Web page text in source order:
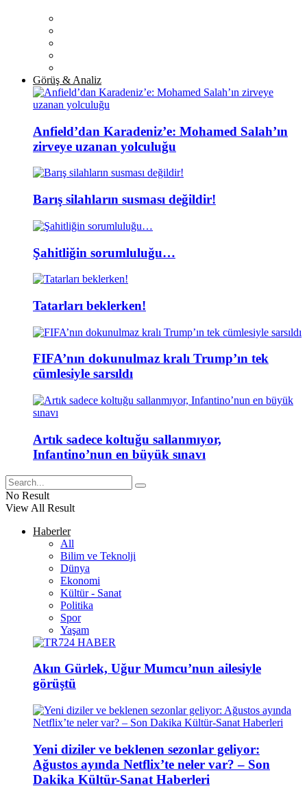
Görüş & Analiz
Anfield’dan Karadeniz’e: Mohamed Salah’ın
zirveye uzanan yolculuğu
Barış silahların susması değildir!
Şahitliğin sorumluluğu…
Tatarları beklerken!
FIFA’nın dokunulmaz kralı Trump’ın tek
cümlesiyle sarsıldı
Artık sadece koltuğu sallanmıyor,
Infantino’nun en büyük sınavı
No Result
View All Result
Haberler
All
Bilim ve Teknolji
Dünya
Ekonomi
Kültür - Sanat
Politika
Spor
Yaşam
Akın Gürlek, Uğur Mumcu’nun ailesiyle
görüştü
Yeni diziler ve beklenen sezonlar geliyor:
Ağustos ayında Netflix’te neler var? – Son
Dakika Kültür-Sanat Haberleri